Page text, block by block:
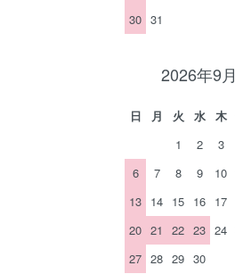
30 31
2026年9月
日 月 火 水 木
1
2 3
6
7 8 9 10
13 14 15 16 17
20 21 22 23 24
27 28 29 30